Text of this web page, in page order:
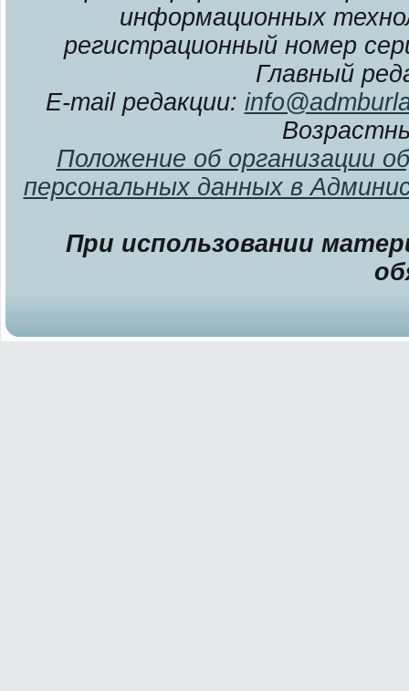
информационных
регистрационный номер
Главный
E-mail редакции:
Положение об организации
персональных данных в
При использовании